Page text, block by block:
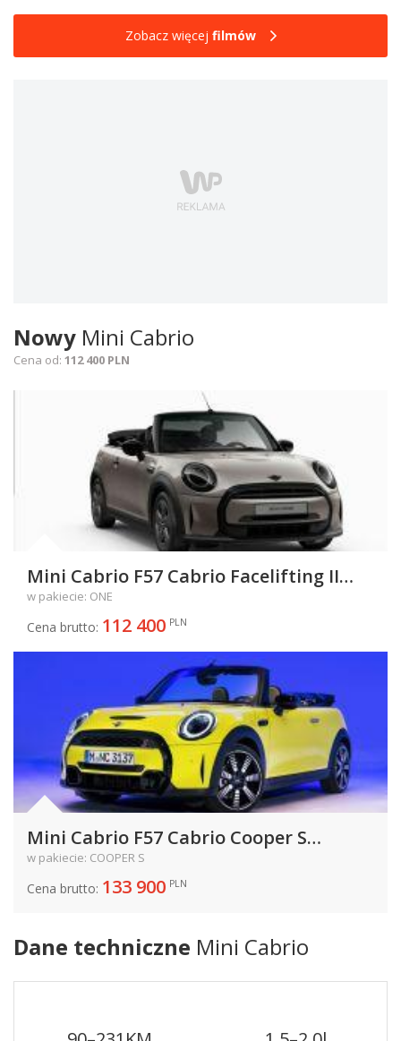
Zobacz więcej filmów
Nowy Mini Cabrio
Cena od: 112 400 PLN
Mini Cabrio F57 Cabrio Facelifting II
One 1.5 102KM 75kW od 2021
w pakiecie: ONE
Cena brutto: 112 400 PLN
Mini Cabrio F57 Cabrio Cooper S
Facelifting 2.0 S 178KM 131kW od 2021
w pakiecie: COOPER S
Cena brutto: 133 900 PLN
Dane techniczne Mini Cabrio